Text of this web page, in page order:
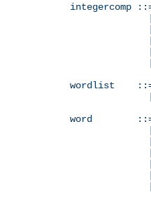
integercomp
wordlist    ::=
word